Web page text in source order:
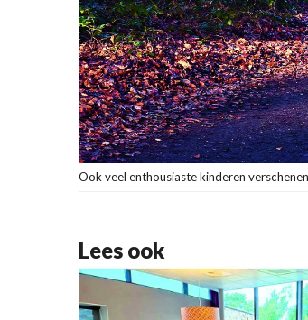
Ook veel enthousiaste kinderen
Lees ook